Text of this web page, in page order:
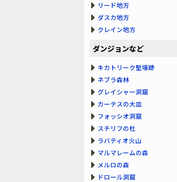
リード地方
ダスカ地方
クレイン地方
ダンジョンなど
キカトリーク塹壕跡
ネブラ森林
グレイシャー洞窟
カーテスの大皿
フォッシオ洞窟
スチリフの杜
ラバティオ火山
マルマレームの森
メルロの森
ドロール洞窟